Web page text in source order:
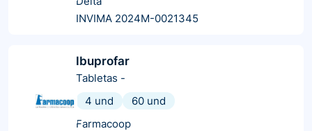
INVIMA 2024M-0021345
Ibuprofar
Tabletas -
4 und
60 und
Farmacoop